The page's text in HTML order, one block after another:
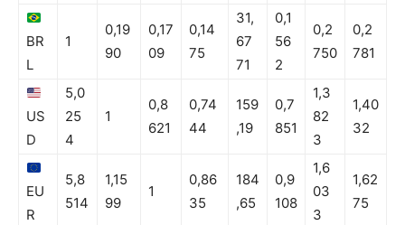
BR
L
1
0,19
90
0,17
09
0,14
75
31,
67
71
0,1
56
2
0,2
750
0,2
781
US
D
5,0
25
4
1
0,8
621
0,74
44
159
,19
0,7
851
1,3
82
3
1,40
32
EU
R
5,8
514
1,15
99
1
0,86
35
184
,65
0,9
108
1,6
03
3
1,62
75